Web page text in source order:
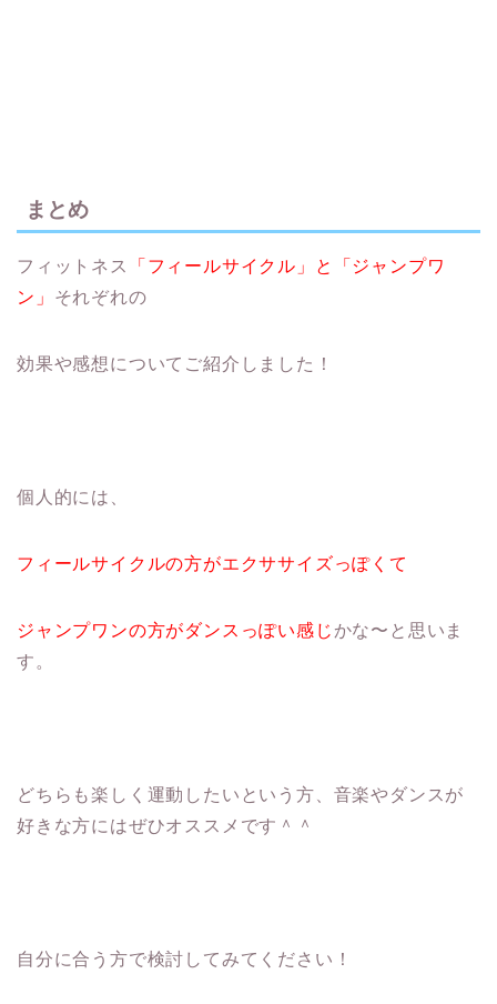
まとめ
フィットネス
「フィールサイクル」と「ジャンプワ
ン」 それぞれの
効果や感想についてご紹介しました！
個人的には、
フィールサイクルの方がエクササイズっぽくて
ジャンプワンの方がダンスっぽい感じかな〜と思いま
す。
どちらも楽しく運動したいという方、音楽やダンスが
好きな方にはぜひオススメです＾＾
自分に合う方で検討してみてください！